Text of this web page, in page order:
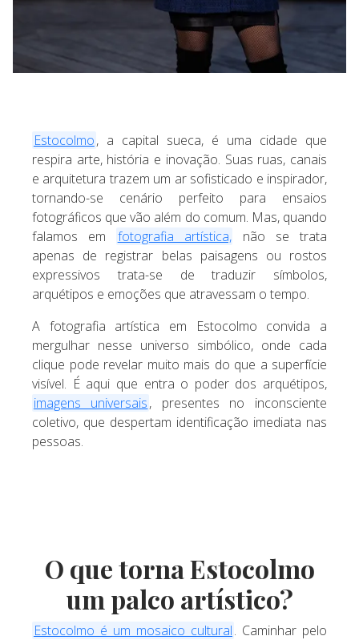
Estocolmo, a capital sueca, é uma cidade que
respira arte, história e inovação. Suas ruas, canais
e arquitetura trazem um ar sofisticado e inspirador,
tornando-se cenário perfeito para ensaios
fotográficos que vão além do comum. Mas, quando
falamos em
fotografia artística, não se trata
apenas de registrar belas paisagens ou rostos
expressivos trata-se de traduzir símbolos,
arquétipos e emoções que atravessam o tempo.
A fotografia artística em Estocolmo convida a
mergulhar nesse universo simbólico, onde cada
clique pode revelar muito mais do que a superfície
visível. É aqui que entra o poder dos arquétipos,
imagens universais, presentes no inconsciente
coletivo, que despertam identificação imediata nas
pessoas.
O que torna Estocolmo
um palco artístico?
Estocolmo é um mosaico cultural. Caminhar pelo